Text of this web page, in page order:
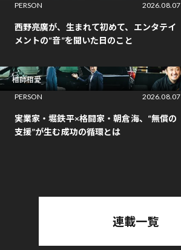
PERSON
2026.08.07
西野亮廣が、生まれて初めて、エンタテイ
メントの“音”を聞いた日のこと
相師相愛
PERSON
2026.08.07
実業家・堀鉄平×格闘家・朝倉海、“無償の
支援”が生む成功の循環とは
連載一覧